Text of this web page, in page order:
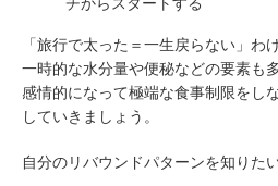
「旅行で太った＝一生戻らない」わ
一時的な水分量や便秘などの要素も
感情的になって極端な食事制限をし
していきましょう。
自分のリバウンドパターンを知りたい